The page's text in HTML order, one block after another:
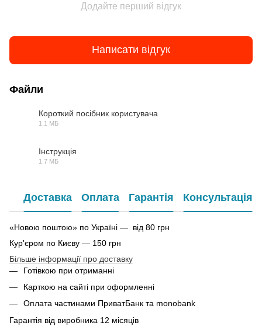
Додайте перший відгук
Написати відгук
Файли
Короткий посібник користувача
1.1 МБ
Інструкція
1.7 МБ
Доставка Оплата Гарантія Консультація
«Новою поштою» по Україні — від 80 грн
Кур'єром по Києву — 150 грн
Більше інформації про доставку
Готівкою при отриманні
Карткою на сайті при оформленні
Оплата частинами ПриватБанк та monobank
Гарантія від виробника 12 місяців